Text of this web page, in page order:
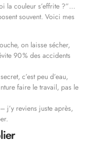
la couleur s’effrite ?”…
souvent. Voici mes
on laisse sécher,
90 % des accidents
c’est peu d’eau,
faire le travail, pas le
j’y reviens juste après,